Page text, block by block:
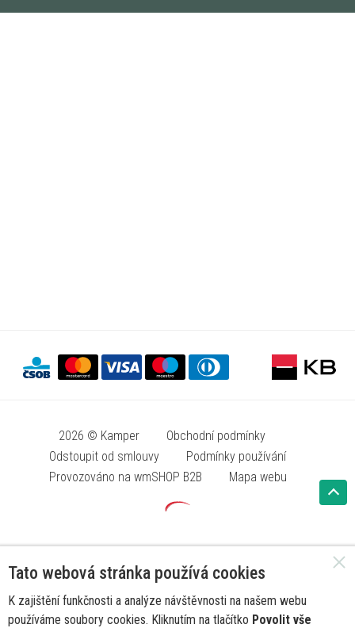
2026 © Kamper
Obchodní podmínky
Odstoupit od smlouvy
Podmínky používání
Provozováno na wmSHOP B2B
Mapa webu
Tato webová stránka používá cookies
K zajištění funkčnosti a analýze návštěvnosti na našem webu
používáme soubory cookies. Kliknutím na tlačítko Povolit vše